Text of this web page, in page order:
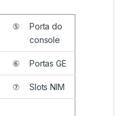
⑤
Porta do
console
⑥ Portas GE
⑦ Slots NIM